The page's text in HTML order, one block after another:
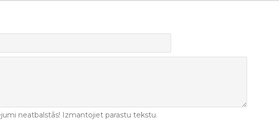
neatbalstās! Izmantojiet parastu tekstu.